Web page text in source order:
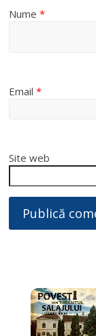
Nume*
Email*
Site web